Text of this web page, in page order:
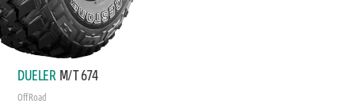
DUELER M/T 674
Off Road